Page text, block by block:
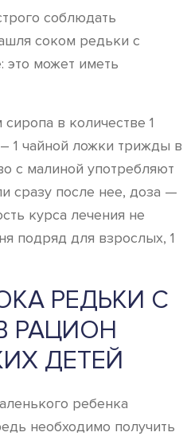
соблюдать
соком редьки с
может иметь
в количестве 1
1 чайной ложки трижды в
с малиной употребляют
сразу после нее, доза —
курса лечения не
подряд для взрослых, 1
РЕДЬКИ С
РАЦИОН
ДЕТЕЙ
ребенка
необходимо получить